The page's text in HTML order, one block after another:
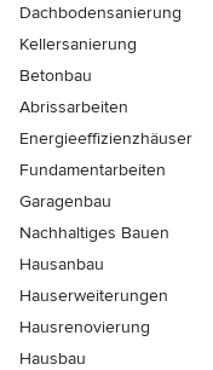
Dachbodensanierung
Kellersanierung
Betonbau
Abrissarbeiten
Energieeffizienzhäuser
Fundamentarbeiten
Garagenbau
Nachhaltiges Bauen
Hausanbau
Hauserweiterungen
Hausrenovierung
Hausbau